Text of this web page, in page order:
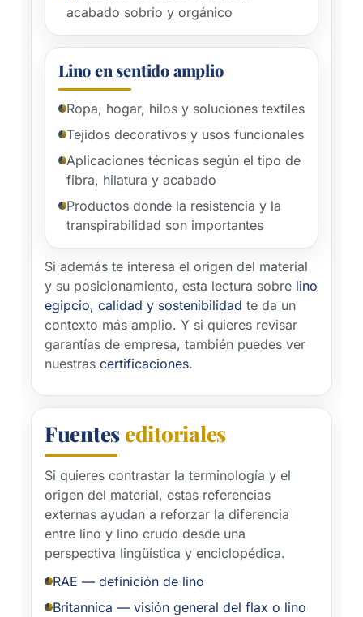
acabado sobrio y orgánico
Lino en sentido amplio
Ropa, hogar, hilos y soluciones textiles
Tejidos decorativos y usos funcionales
Aplicaciones técnicas según el tipo de
fibra, hilatura y acabado
Productos donde la resistencia y la
transpirabilidad son importantes
Si además te interesa el origen del material
y su posicionamiento, esta lectura sobre lino
egipcio, calidad y sostenibilidad te da un
contexto más amplio. Y si quieres revisar
garantías de empresa, también puedes ver
nuestras certificaciones.
Fuentes editoriales
Si quieres contrastar la terminología y el
origen del material, estas referencias
externas ayudan a reforzar la diferencia
entre lino y lino crudo desde una
perspectiva lingüística y enciclopédica.
RAE — definición de lino
Britannica — visión general del flax o lino